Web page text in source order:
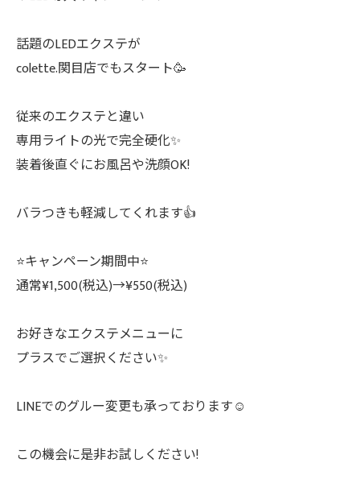
話題のLEDエクステが
colette.関目店でもスタート🥳
従来のエクステと違い
専用ライトの光で完全硬化✨
装着後直ぐにお風呂や洗顔OK!
バラつきも軽減してくれます👍
⭐キャンペーン期間中⭐
通常¥1,500(税込)→¥550(税込)
お好きなエクステメニューに
プラスでご選択ください✨
LINEでのグルー変更も承っております☺️
この機会に是非お試しください!